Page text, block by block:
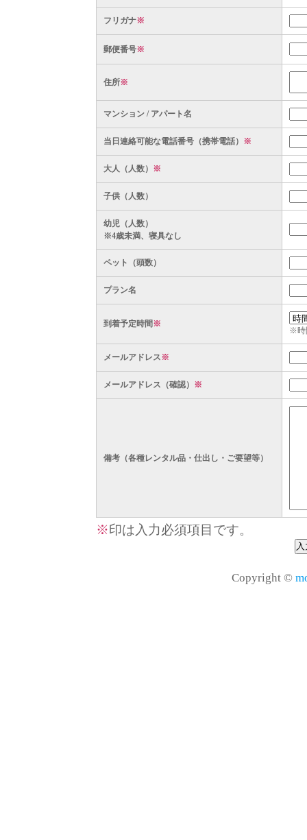
フリガナ※
郵便番号※
住所※
マンション / アパート名
当日連絡可能な電話番号（携帯電話） ※
大人（人数） ※
子供（人数）
幼児（人数）
※4歳未満、寝具なし
ペット（頭数）
プラン名
到着予定時間※
※時
メールアドレス※
メールアドレス（確認） ※
備考（各種レンタル品・仕出し・ご要望等）
※印は入力必須項目です。
Copyright ©